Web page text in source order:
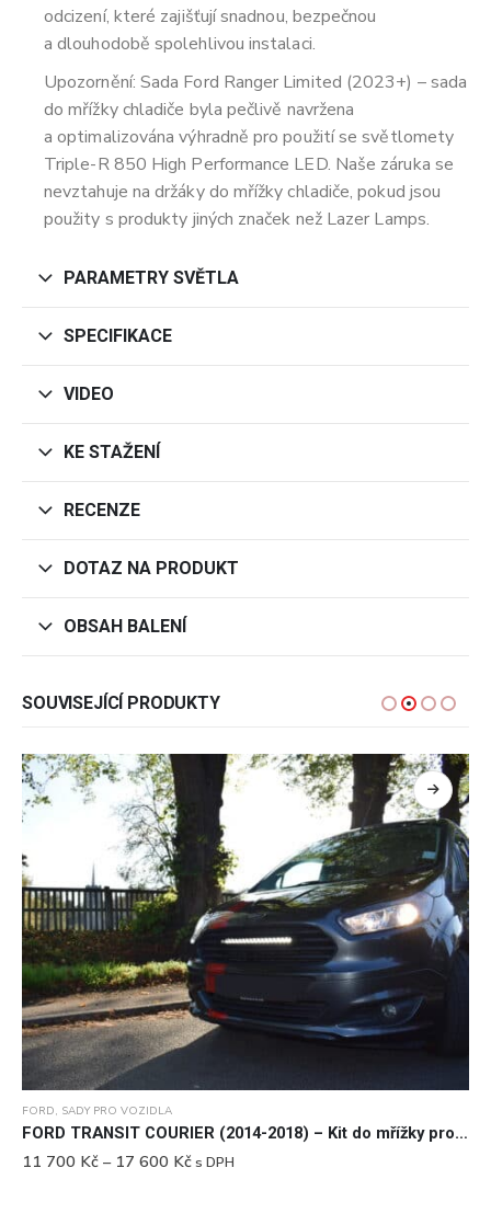
odcizení, které zajišťují snadnou, bezpečnou
a dlouhodobě spolehlivou instalaci.
Upozornění: Sada Ford Ranger Limited (2023+) – sada
do mřížky chladiče byla pečlivě navržena
a optimalizována výhradně pro použití se světlomety
Triple-R 850 High Performance LED. Naše záruka se
nevztahuje na držáky do mřížky chladiče, pokud jsou
použity s produkty jiných značek než Lazer Lamps.
PARAMETRY SVĚTLA
SPECIFIKACE
VIDEO
KE STAŽENÍ
RECENZE
DOTAZ NA PRODUKT
OBSAH BALENÍ
SOUVISEJÍCÍ PRODUKTY
Tento produkt má více variant. Možnosti lze vybrat na stránce produktu
FORD, SADY PRO VOZIDLA
FORD TRANSIT COURIER (2014-2018) – Kit do mřížky pro světlomety
11 700 Kč – 17 600 KčRozpětí
s DPH